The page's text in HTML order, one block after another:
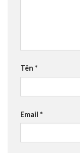
Tên *
Email *